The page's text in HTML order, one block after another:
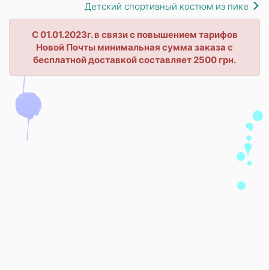
Детский спортивный костюм из пике
С 01.01.2023г. в связи с повышением тарифов
Новой Почты минимальная сумма заказа с
бесплатной доставкой составляет 2500 грн.